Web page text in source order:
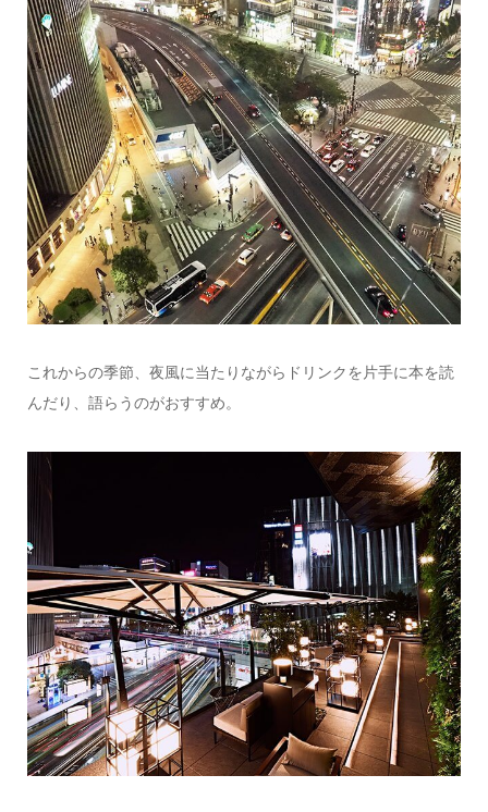
これからの季節、夜風に当たりながらドリンクを片手に本を読
んだり、語らうのがおすすめ。